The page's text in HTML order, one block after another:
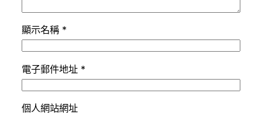
顯示名稱 *
電子郵件地址 *
個人網站網址